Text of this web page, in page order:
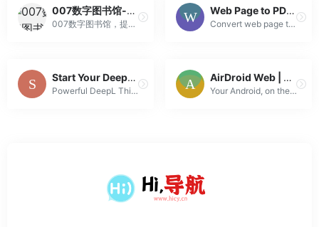
007数字图书馆-免费中文文献库，英文文献库，顶级pubmed数据库、高权OVID数据库、 SD数据库、SCI 数据库
007数字图书馆，提供强大知网，万方，维普等中文文献数据库，高权Wiley数据库账号,SD数据库,IEEE数据库,Springer数据库,Ovid数据库英文文献数据库，法律文献数据库，顶级pubmed、高权OVID、 SD、SCI 、Sinomed、Thieme医药等资源等医学文献数据库，国泰安经济...
Web Page to PDF – Convert Web to PDF Online Free
Convert web page to PDF for free via online Web to PDF converter. Webtopdf service convert website to PDF online. Convert HTML to PDF with high qualit...
Start Your DeepLX Instance | DeepLX
Powerful DeepL Third-Party Translation API
AirDroid Web | Manage your phone on web
Your Android, on the Web. Manage and remote control your Android from a web browser, all over the air.